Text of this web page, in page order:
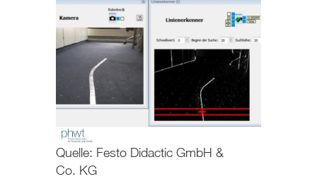
Quelle: Festo Didactic GmbH &
Co. KG